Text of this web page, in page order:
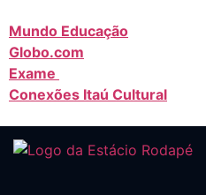
Mundo Educação
Globo.com
Exame
Conexões Itaú Cultural